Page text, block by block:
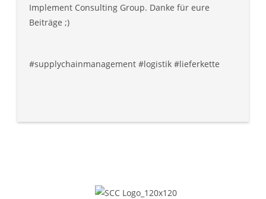
Implement Consulting Group. Danke für eure
Beiträge ;)
#supplychainmanagement #logistik #lieferkette